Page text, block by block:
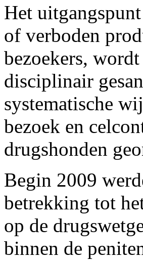
Het
of verboden
bezoekers,
disciplinair
systematische
bezoek en
drugshonden
Begin 2009
betrekking tot
op de
binnen de